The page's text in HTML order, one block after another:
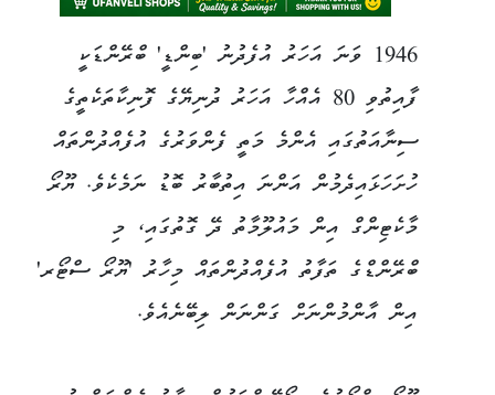
1946 ވަނަ އަހަރު އުފެދުނު 'ބިންޑީ' ބްރޭންޑަކީ
ފާއިތުވި 80 އެއްހާ އަހަރު ދުނިޔޭގެ ފޮނިކާތަކެތީގެ
ސިނާއަތުގައި އެންމެ މަތީ ފެންވަރުގެ އުފެއްދުންތައް
ހުށަހަޅައިދެމުން އަންނަ އިތުބާރު ބޮޑު ނަމެކެވެ. ޔޫރޯ
މާކެޓިންގް އިން މައުލޫމާތު ދޭ ގޮތުގައި، މި
ބްރޭންޑްގެ ތަފާތު އުފެއްދުންތައް މިހާރު 'ޔޫރޯ ސްޓޯރ'
އިން އާންމުންނަށް ގަންނަން ލިބޭނެއެވެ.